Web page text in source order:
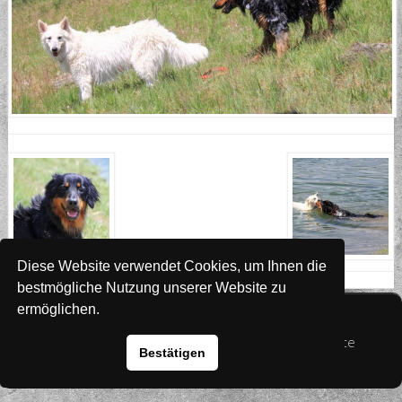
Websitewww.rada-it.com
© 2026 Australian Shepherd - Hovawart - Zuchtstätte
von Altwartenburg
Diese Website verwendet Cookies, um Ihnen die
bestmögliche Nutzung unserer Website zu
ermöglichen.
Bestätigen